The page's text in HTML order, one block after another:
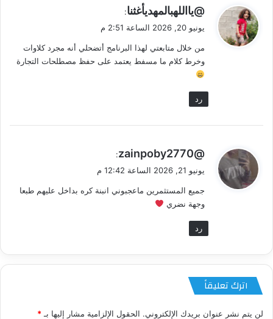
ي
ل
@يااللهبالمهديأغثنا:
يونيو 20, 2026 الساعة 2:51 م
من خلال متابعتي لهذا البرنامج أتضحلي أنه مجرد كلاوات
وخرط كلام ما مسفط يعتمد على حفظ مصطلحات التجارة
رد
ي
ل
@zainpoby2770
:
يونيو 21, 2026 الساعة 12:42 م
جميع المستثمرين ماعجبوني انبنة كره بداخل عليهم طبعا
وجهة نضري
رد
اترك تعليقاً
لن يتم نشر عنوان بريدك الإلكتروني. الحقول الإلزامية مشار إليها بـ *